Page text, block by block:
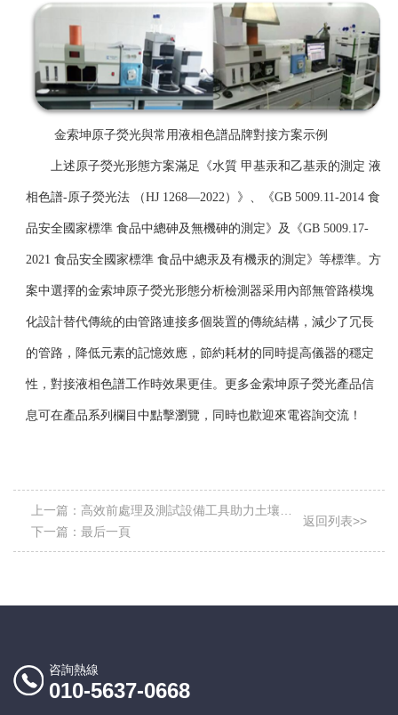
金索坤原子熒光與常用液相色譜品牌對接方案示例
上述原子熒光形態方案滿足《水質 甲基汞和乙基汞的測定 液
相色譜-原子熒光法 （HJ 1268—2022 ）》、《GB 5009.11-2014 食
品安全國家標準 食品中總砷及無機砷的測定》及《GB 5009.17-
2021 食品安全國家標準 食品中總汞及有機汞的測定》等標準。方
案中選擇的金索坤原子熒光形態分析檢測器采用內部無管路模塊
化設計替代傳統的由管路連接多個裝置的傳統結構，減少了冗長
的管路，降低元素的記憶效應，節約耗材的同時提高儀器的穩定
性，對接液相色譜工作時效果更佳。更多金索坤原子熒光產品信
息可在產品系列欄目中點擊瀏覽，同時也歡迎來電咨詢交流！
上一篇： 高效前處理及測試設備工具助力土壤普
查工作
下一篇： 最后一頁
返回列表>>
咨詢熱線
010-5637-0668